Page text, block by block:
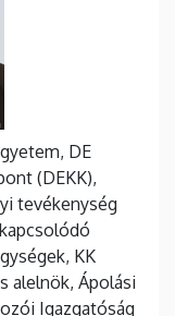
DE
(DEKK),
tevékenység
KK
alelnök, Ápolási
Igazgatóság